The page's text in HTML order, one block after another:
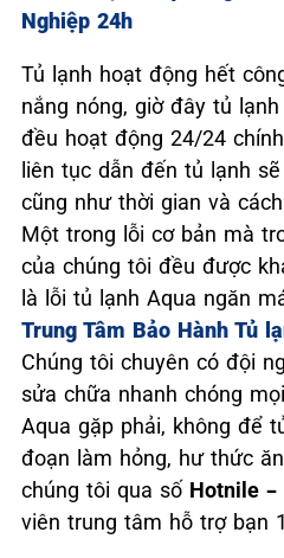
Nghiệp 24h
Tủ lạnh hoạt động hết
nắng nóng, giờ đây tủ
đều hoạt động 24/24
liên tục dẫn đến tủ lạnh
cũng như thời gian và
Một trong lỗi cơ bản mà
của chúng tôi đều được
là lỗi tủ lạnh Aqua ngăn
Trung Tâm Bảo Hành Tủ
Chúng tôi chuyên có đội
sửa chữa nhanh chóng
Aqua gặp phải, không để
đoạn làm hỏng, hư thức
chúng tôi qua số Hotnile –
viên trung tâm hỗ trợ bạn